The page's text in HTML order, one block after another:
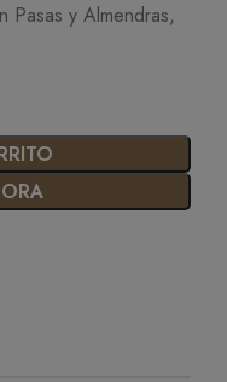
Pasas y Almendras,